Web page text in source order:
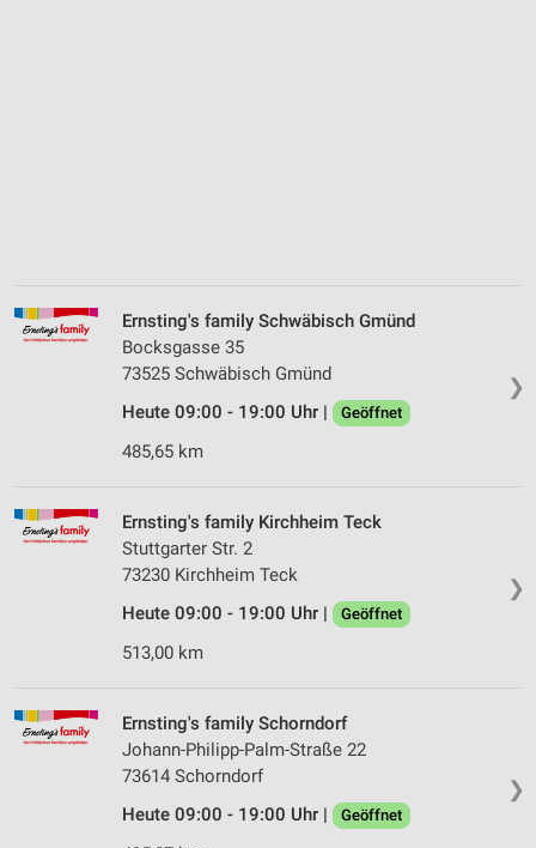
❯
Ernsting's family Schwäbisch Gmünd
Bocksgasse 35
73525 Schwäbisch Gmünd
Heute 09:00 - 19:00 Uhr |
Geöffnet
485,65 km
❯
Ernsting's family Kirchheim Teck
Stuttgarter Str. 2
73230 Kirchheim Teck
Heute 09:00 - 19:00 Uhr |
Geöffnet
513,00 km
❯
Ernsting's family Schorndorf
Johann-Philipp-Palm-Straße 22
73614 Schorndorf
Heute 09:00 - 19:00 Uhr |
Geöffnet